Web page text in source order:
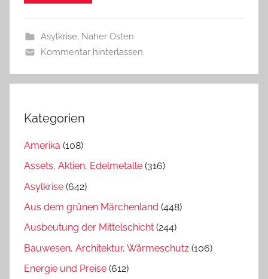
Asylkrise, Naher Osten
Kommentar hinterlassen
Kategorien
Amerika (108)
Assets, Aktien, Edelmetalle (316)
Asylkrise (642)
Aus dem grünen Märchenland (448)
Ausbeutung der Mittelschicht (244)
Bauwesen, Architektur, Wärmeschutz (106)
Energie und Preise (612)